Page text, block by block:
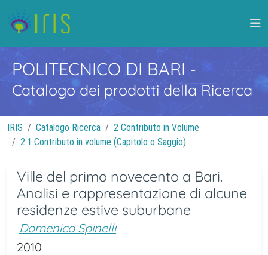
POLITECNICO DI BARI -
Catalogo dei prodotti della Ricerca
IRIS Catalogo Ricerca
2 Contributo in Volume
2.1 Contributo in volume (Capitolo o Saggio)
Ville del primo novecento a Bari.
Analisi e rappresentazione di alcune
residenze estive suburbane
Domenico Spinelli
2010